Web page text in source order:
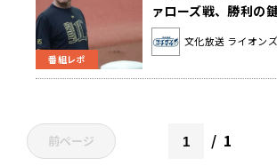
番組レポ
ァローズ戦、勝利の
橋光成
文化放送 ライオン
前ページ 1